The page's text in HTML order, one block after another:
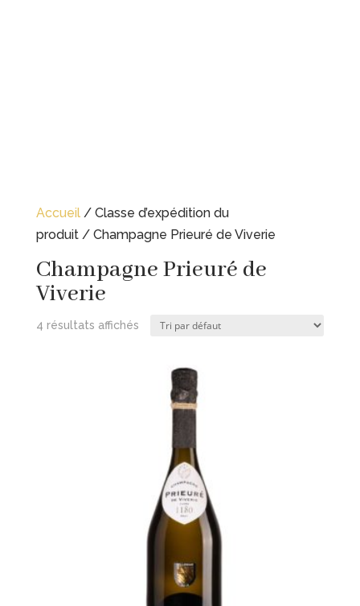
Accueil/ Classe d’expédition du
produit / Champagne Prieuré de Viverie
Champagne Prieuré de
Viverie
4 résultats affichés